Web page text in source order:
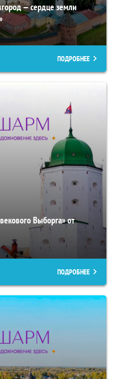
— сердце земли
ПОДРОБНЕЕ
Выборга» от
ПОДРОБНЕЕ